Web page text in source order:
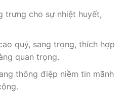
trưng cho sự nhiệt huyết,
quý, sang trọng, thích hợp
quan trọng.
thông điệp niềm tin mãnh